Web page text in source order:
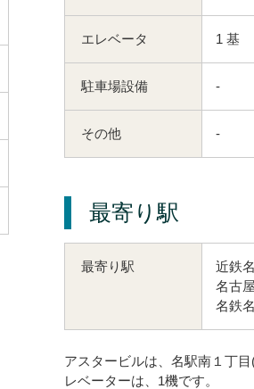
エレベータ 1 基
駐車場設備 -
その他 -
最寄り駅
最寄り駅 近鉄
名古
名鉄
アスタービルは、名駅南１丁
レベーターは、1機です。